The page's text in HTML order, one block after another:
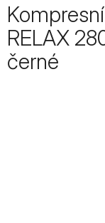
RELAX
černé